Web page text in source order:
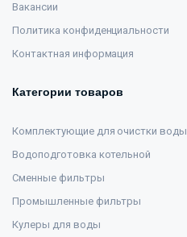
Вакансии
Политика конфиденциальности
Контактная информация
Категории товаров
Комплектующие для очистки воды
Водоподготовка котельной
Сменные фильтры
Промышленные фильтры
Кулеры для воды